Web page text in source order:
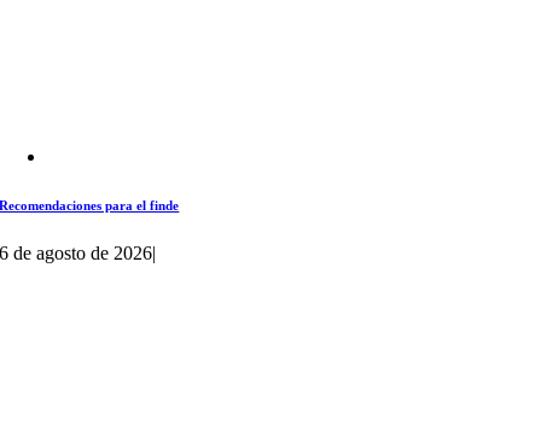
Recomendaciones para el finde
6 de agosto de 2026|